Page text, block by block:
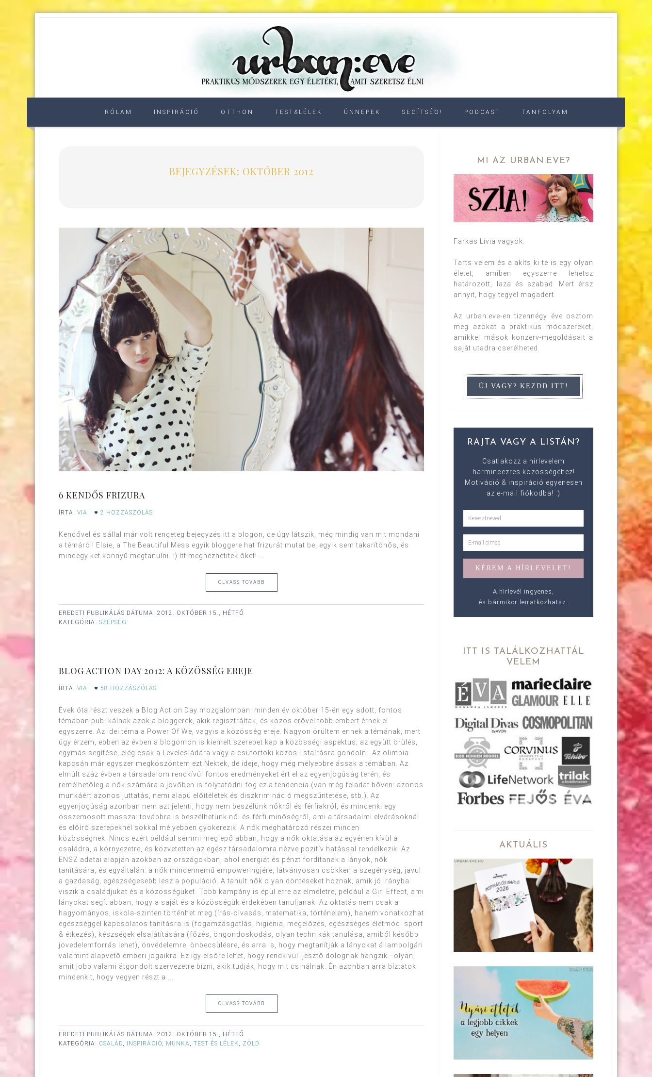
RÓLAM INSPIRÁCIÓ OTTHON TEST&LÉLEK ÜNNEPEK SEGÍTSÉG! PODCAST TANFOLYAM
BEJEGYZÉSEK: OKTÓBER 2012
6 KENDŐS FRIZURA
ÍRTA: VIA | 2 HOZZÁSZÓLÁS
Kendővel és sállal már volt rengeteg bejegyzés itt a blogon, de úgy látszik, még mindig van mit mondani
a témáról! Elsie, a The Beautiful Mess egyik bloggere hat frizurát mutat be, egyik sem takarítónős, és
mindegyiket könnyű megtanulni. :) Itt megnézhetitek őket! ...
OLVASS TOVÁBB
EREDETI PUBLIKÁLÁS DÁTUMA: 2012. OKTÓBER 15., HÉTFŐ
KATEGÓRIA: SZÉPSÉG
BLOG ACTION DAY 2012: A KÖZÖSSÉG EREJE
ÍRTA: VIA 58 HOZZÁSZÓLÁS
Évek óta részt veszek a Blog Action Day mozgalomban: minden év október 15-én egy adott, fontos
témában publikálnak azok a bloggerek, akik regisztráltak, és közös erővel több embert érnek el
egyszerre. Az idei téma a Power Of We, vagyis a közösség ereje. Nagyon örültem ennek a témának, mert
úgy érzem, ebben az évben a blogomon is kiemelt szerepet kap a közösségi aspektus, az együtt örülés,
egymás segítése, elég csak a Levelesládára vagy a csütörtöki közös listaírásra gondolni. Az olimpia
kapcsán már egyszer megköszöntem ezt Nektek, de ideje, hogy még mélyebbre ássak a témában. Az
elmúlt száz évben a társadalom rendkívül fontos eredményeket ért el az egyenjogúság terén, és
remélhetőleg a nők számára a jövőben is folytatódni fog ez a tendencia (van még feladat bőven: azonos
munkáért azonos juttatás, nemi alapú előítéletek és diszkrimináció megszűntetése, stb.). Az
egyenjogúság azonban nem azt jelenti, hogy nem beszélünk nőkről és férfiakról, és mindenki egy
összemosott massza: továbbra is beszélhetünk női és férfi minőségről, ami a társadalmi elvárásoknál
és előíró szerepeknél sokkal mélyebben gyökerezik. A nők meghatározó részei minden
közösségnek. Nincs ezért például semmi meglepő abban, hogy a nők oktatása az egyénen kívül a
családra, a környezetre, és közvetetten az egész társadalomra nézve pozitív hatással rendelkezik. Az
ENSZ adatai alapján azokban az országokban, ahol energiát és pénzt fordítanak a lányok, nők
tanítására, és egyáltalán: a nők mindennemű empoweringjére, látványosan csökken a szegénység, javul
a gazdaság, egészségesebb lesz a populáció. A tanult nők olyan döntéseket hoznak, amik jó irányba
viszik a családjukat és a közösségüket. Több kampány is épül erre az elméletre, például a Girl Effect, ami
lányokat segít abban, hogy a saját és a közösségük érdekében tanuljanak. Az oktatás nem csak a
hagyományos, iskola-szinten történhet meg (írás-olvasás, matematika, történelem), hanem vonatkozhat
egészséggel kapcsolatos tanításra is (fogamzásgátlás, higiénia, megelőzés, egészséges életmód: sport
& étkezés), készségek elsajátítására (főzés, öngondoskodás, olyan technikák tanulása, amiből később
jövedelemforrás lehet), önvédelemre, önbecsülésre, és arra is, hogy megtanítják a lányokat állampolgári
valamint alapvető emberi jogaikra. Ez így elsőre lehet, hogy rendkívül ijesztő dolognak hangzik - olyan,
amit jobb valami átgondolt szervezetre bízni, akik tudják, hogy mit csinálnak. Én azonban arra bíztatok
mindenkit, hogy vegyen részt a ...
OLVASS TOVÁBB
EREDETI PUBLIKÁLÁS DÁTUMA: 2012. OKTÓBER 15., HÉTFŐ
KATEGÓRIA: CSALÁD, INSPIRÁCIÓ, MUNKA, TEST ÉS LÉLEK , ZÖLD
MI AZ URBAN:EVE?
Farkas Lívia vagyok.
Tarts velem és alakíts ki te is egy olyan
életet, amiben egyszerre lehetsz
határozott, laza és szabad. Mert érsz
annyit, hogy tegyél magadért.
Az urban:eve-en tizennégy éve osztom
meg azokat a praktikus módszereket,
amikkel mások konzerv-megoldásait a
saját utadra cserélheted.
RAJTA VAGY A LISTÁN?
Csatlakozz a hírlevelem
harmincezres közösségéhez!
Motiváció & inspiráció egyenesen
az e-mail fiókodba! :)
A hírlevél ingyenes,
és bármikor leiratkozhatsz.
ITT IS TALÁLKOZHATTÁL
VELEM
AKTUÁLIS